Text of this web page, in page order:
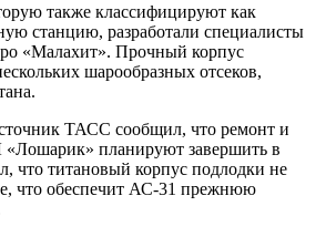
также классифицируют как
станцию, разработали специалисты
«Малахит». Прочный корпус
шарообразных отсеков,
ТАСС сообщил, что ремонт и
планируют завершить в
что титановый корпус подлодки не
что обеспечит АС-31 прежнюю